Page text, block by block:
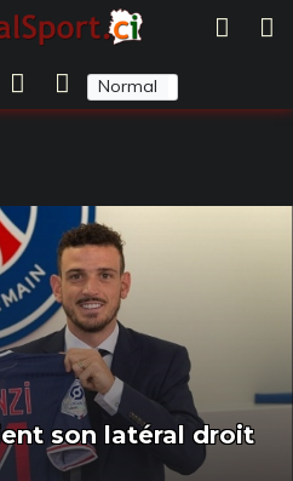
Normal
son latéral droit